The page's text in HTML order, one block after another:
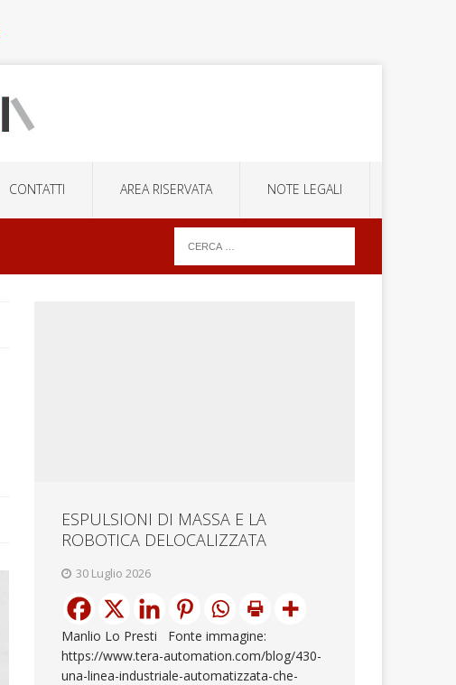
CONTATTI AREA RISERVATA NOTE LEGALI
ESPULSIONI DI MASSA E LA
ROBOTICA DELOCALIZZATA
30 Luglio 2026
Manlio Lo Presti Fonte immagine:
https://www.tera-automation.com/blog/430-
una-linea-industriale-automatizzata-che-